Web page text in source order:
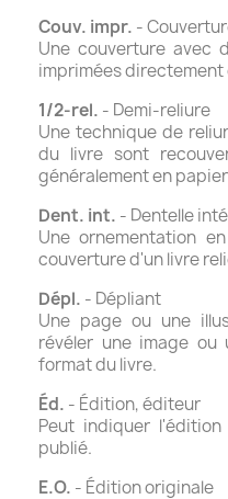
Couv. impr. -
Une couverture avec
imprimées directement
1/2-rel. - Demi-reliure
Une technique de
du livre sont
généralement en
Dent. int. - Dentelle
Une ornementation
couverture d'un livre
Dépl. - Dépliant
Une page ou une
révéler une image
format du livre.
Éd. - Édition, éditeur
Peut indiquer
publié.
E.O. - Édition originale